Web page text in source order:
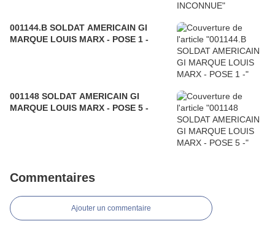
001144.B SOLDAT AMERICAIN GI
MARQUE LOUIS MARX - POSE 1 -
001148 SOLDAT AMERICAIN GI
MARQUE LOUIS MARX - POSE 5 -
Commentaires
Ajouter un commentaire